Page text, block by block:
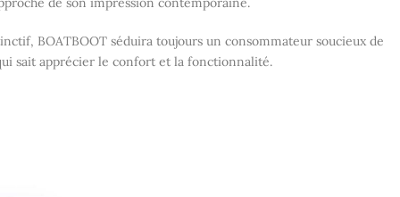
BOATBOOT séduira toujours un consommateur soucieux de
sait apprécier le confort et la fonctionnalité.